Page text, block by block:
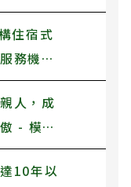
住宿式
務機構
人，成
- 模範
10年以